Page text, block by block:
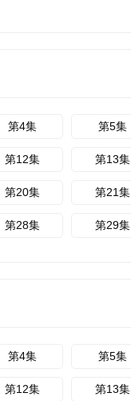
第4集 第5集
第12集 第13集
第20集 第21集
第28集 第29集
第4集 第5集
第12集 第13集